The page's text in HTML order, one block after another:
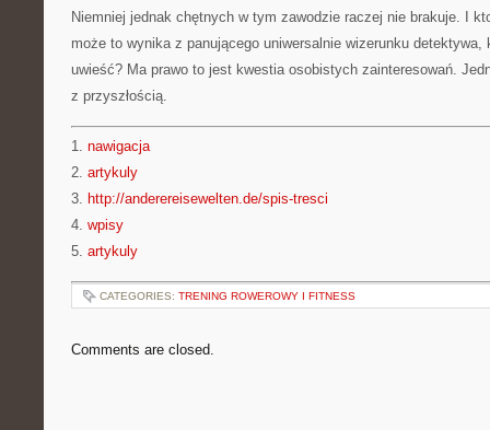
Niemniej jednak chętnych w tym zawodzie raczej nie brakuje. I
może to wynika z panującego uniwersalnie wizerunku detektywa,
uwieść? Ma prawo to jest kwestia osobistych zainteresowań.
z przyszłością.
1. nawigacja
2. artykuly
3. http://anderereisewelten.de/spis-tresci
4. wpisy
5. artykuly
CATEGORIES: TRENING ROWEROWY I FITNESS
Comments are closed.